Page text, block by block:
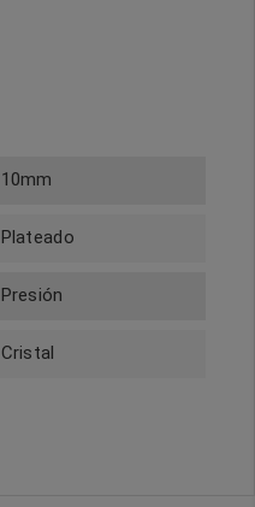
10mm
Plateado
Presión
Cristal